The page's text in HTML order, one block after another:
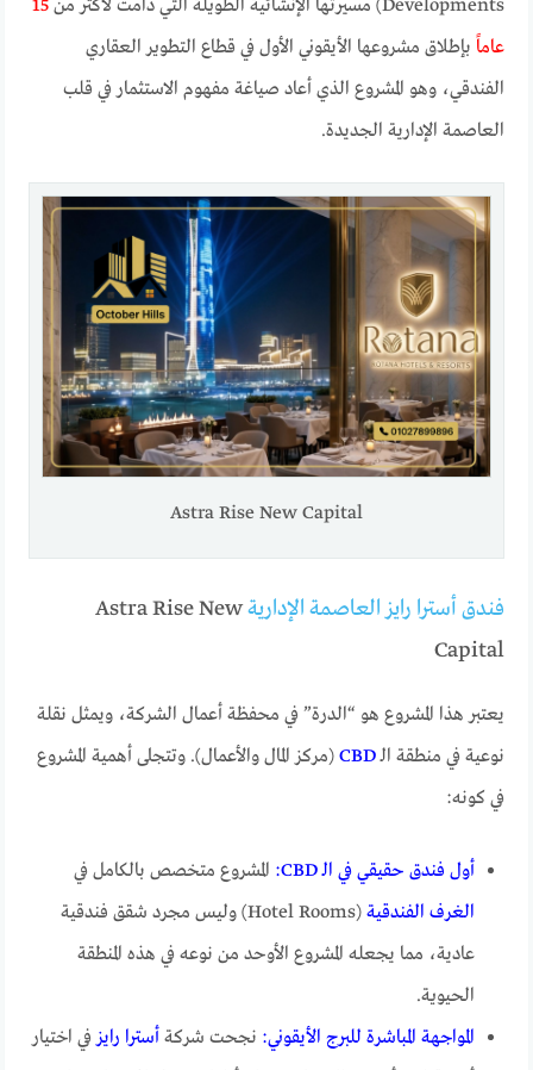
Developments) مسيرتها الإنشائية الطويلة التي دامت لأكثر من
15
عاماً بإطلاق مشروعها الأيقوني الأول في قطاع التطوير العقاري
الفندقي، وهو المشروع الذي أعاد صياغة مفهوم الاستثمار في قلب
العاصمة الإدارية الجديدة.
Astra Rise New Capital
فندق أسترا رايز العاصمة الإداريةAstra Rise New
Capital
يعتبر هذا المشروع هو “الدرة” في محفظة أعمال الشركة، ويمثل نقلة
نوعية في منطقة الـCBD (مركز المال والأعمال). وتتجلى أهمية المشروع
في كونه:
أول فندق حقيقي في الـ CBD:
المشروع متخصص بالكامل في
الغرف الفندقية
(Hotel Rooms) وليس مجرد شقق فندقية
عادية، مما يجعله المشروع الأوحد من نوعه في هذه المنطقة
الحيوية.
المواجهة المباشرة للبرج الأيقوني: نجحت شركة أسترا رايز في اختيار